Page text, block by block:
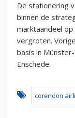
De stationering
binnen de
marktaandeel
vergroten.
basis in
Enschede.
corendon